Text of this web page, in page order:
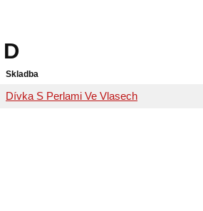
D
Skladba
Dívka S Perlami Ve Vlasech